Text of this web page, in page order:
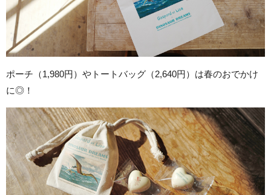
ポーチ（1,980円）やトートバッグ（2,640円）は春のおでかけ
に◎！